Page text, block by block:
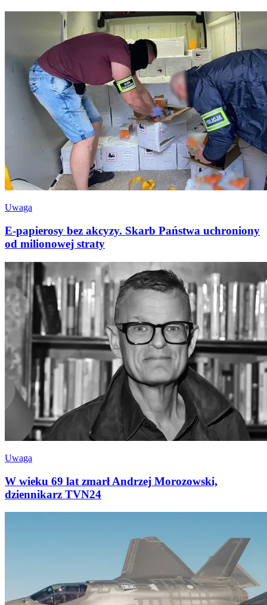
Uwaga
E-papierosy bez akcyzy. Skarb Państwa uchroniony
od milionowej straty
Uwaga
W wieku 69 lat zmarł Andrzej Morozowski,
dziennikarz TVN24